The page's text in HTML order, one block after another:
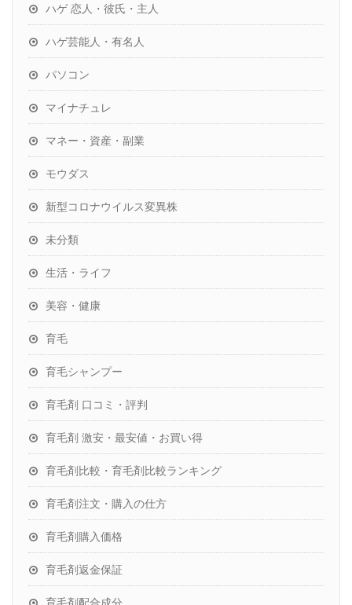
ハゲ 恋人・彼氏・主人
ハゲ芸能人・有名人
パソコン
マイナチュレ
マネー・資産・副業
モウダス
新型コロナウイルス変異株
未分類
生活・ライフ
美容・健康
育毛
育毛シャンプー
育毛剤 口コミ・評判
育毛剤 激安・最安値・お買い得
育毛剤比較・育毛剤比較ランキング
育毛剤注文・購入の仕方
育毛剤購入価格
育毛剤返金保証